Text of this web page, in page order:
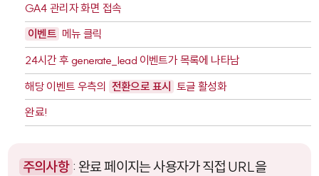
GA4 관리자 화면 접속
이벤트 메뉴 클릭
24시간 후generate_lead 이벤트가 목록에 나타남
해당 이벤트 우측의 전환으로 표시 토글 활성화
완료!
주의사항 : 완료 페이지는 사용자가 직접 URL을